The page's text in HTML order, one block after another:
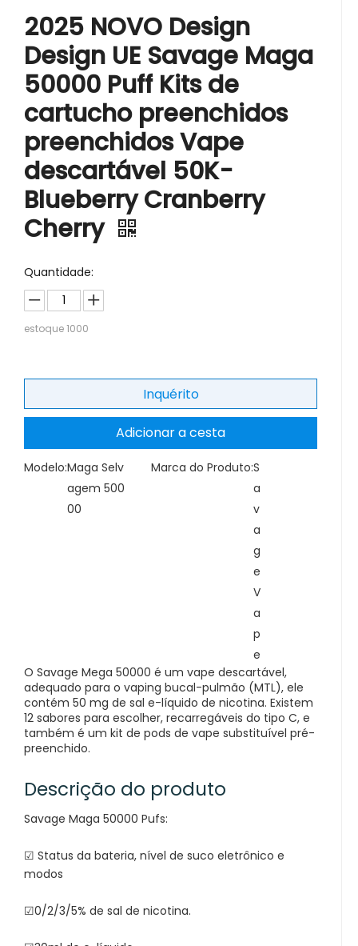
2025 NOVO Design
Design UE Savage Maga
50000 Puff Kits de
cartucho preenchidos
preenchidos Vape
descartável 50K-
Blueberry Cranberry
Cherry
Quantidade:
estoque1000
Inquérito
Adicionar a cesta
Modelo:Maga Selv
agem 500
00
Marca do Produto:S
a
v
a
g
e
V
a
p
e
O Savage Mega 50000 é um vape descartável,
adequado para o vaping bucal-pulmão (MTL), ele
contém 50 mg de sal e-líquido de nicotina. Existem
12 sabores para escolher, recarregáveis ​​do tipo C, e
também é um kit de pods de vape substituível pré-
preenchido.
Descrição do produto
Savage Maga 50000 Pufs:
☑ Status da bateria, nível de suco eletrônico e
modos
☑0/2/3/5% de sal de nicotina.